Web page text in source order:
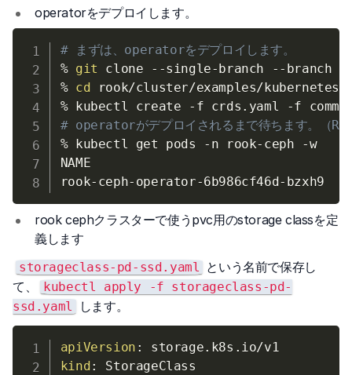
operatorをデプロイします。
# まずは、operatorをデプロイします。
% git clone --single-branch --branch
% cd
rook/cluster/examples/kubernetes/
% kubectl create
-f crds.yaml -f
# operatorがデプロイされるまで待ちます。（
% kubectl get pods -n rook-ceph
-w
NAME
rook-ceph-operator-6b986cf46d-bzxh9
rook cephクラスターで使うpvc用のstorage classを定
義します
storageclass-pd-ssd.yaml という名前で保存し
て、
kubectl apply -f storageclass-pd-
ssd.yaml
します。
apiVersion :
kind :